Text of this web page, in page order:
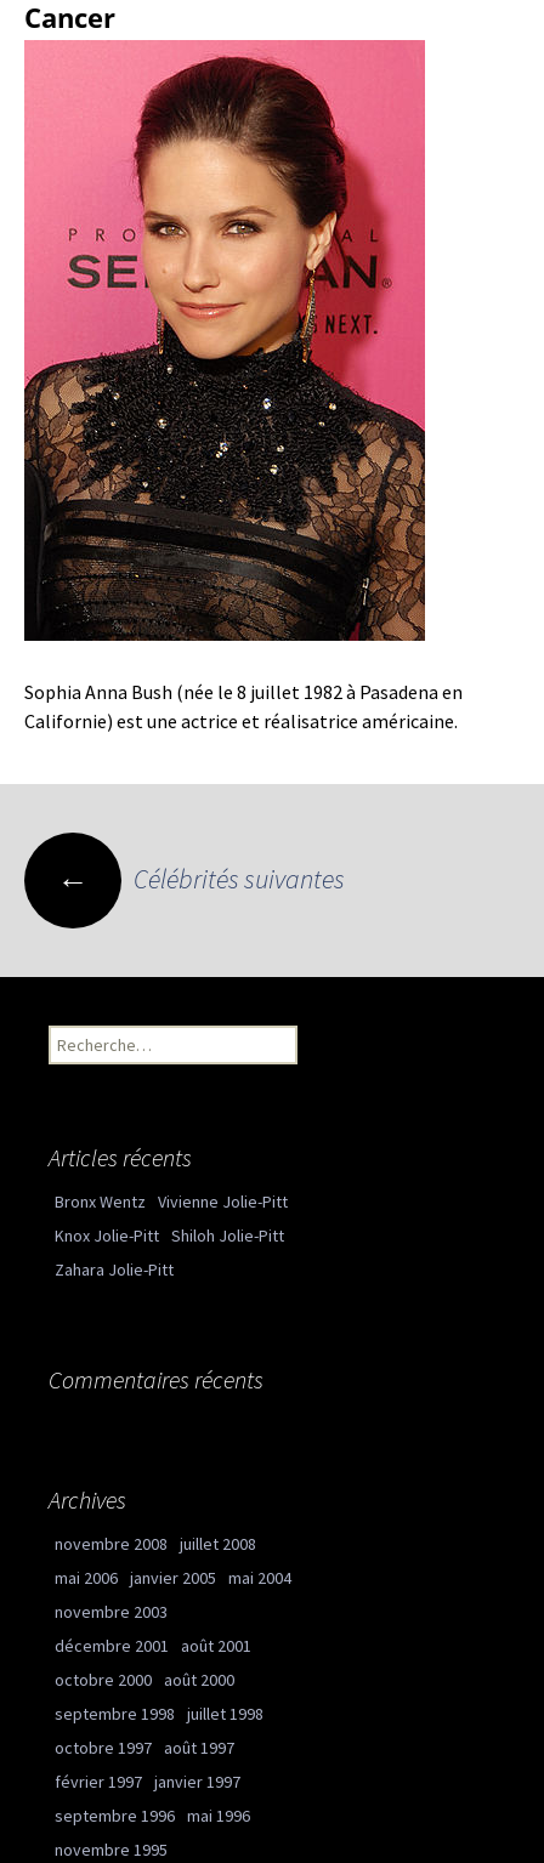
Cancer
Sophia Anna Bush (née le 8 juillet 1982 à Pasadena en
Californie) est une actrice et réalisatrice américaine.
Navigation des articles
← Célébrités suivantes
Recherche pour :
Articles récents
Bronx Wentz Vivienne Jolie-Pitt
Knox Jolie-Pitt Shiloh Jolie-Pitt
Zahara Jolie-Pitt
Commentaires récents
Archives
novembre 2008
juillet 2008
mai 2006 janvier 2005
mai 2004
novembre 2003
décembre 2001
août 2001
octobre 2000 août 2000
septembre 1998
juillet 1998
octobre 1997 août 1997
février 1997 janvier 1997
septembre 1996 mai 1996
novembre 1995